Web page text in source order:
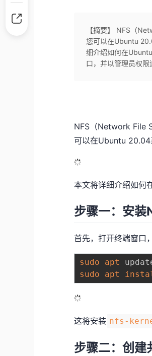
【摘要】 NFS（
您可以在Ubuntu
细介绍如何在
口，并以管理员权
NFS（Network File
可以在Ubuntu 20.04
本文将详细介绍如何
步骤一：安装
首先，打开终端窗口
sudo apt
sudo
apt
这将安装 nfs-
步骤二：创建